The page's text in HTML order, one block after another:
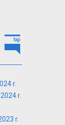
r.
r.
r.